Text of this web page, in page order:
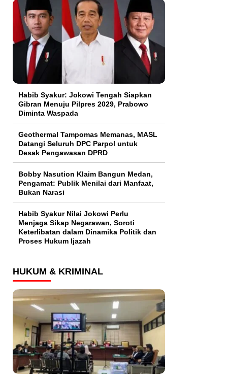
Habib Syakur: Jokowi Tengah Siapkan
Gibran Menuju Pilpres 2029, Prabowo
Diminta Waspada
Geothermal Tampomas Memanas, MASL
Datangi Seluruh DPC Parpol untuk
Desak Pengawasan DPRD
Bobby Nasution Klaim Bangun Medan,
Pengamat: Publik Menilai dari Manfaat,
Bukan Narasi
Habib Syakur Nilai Jokowi Perlu
Menjaga Sikap Negarawan, Soroti
Keterlibatan dalam Dinamika Politik dan
Proses Hukum Ijazah
HUKUM & KRIMINAL